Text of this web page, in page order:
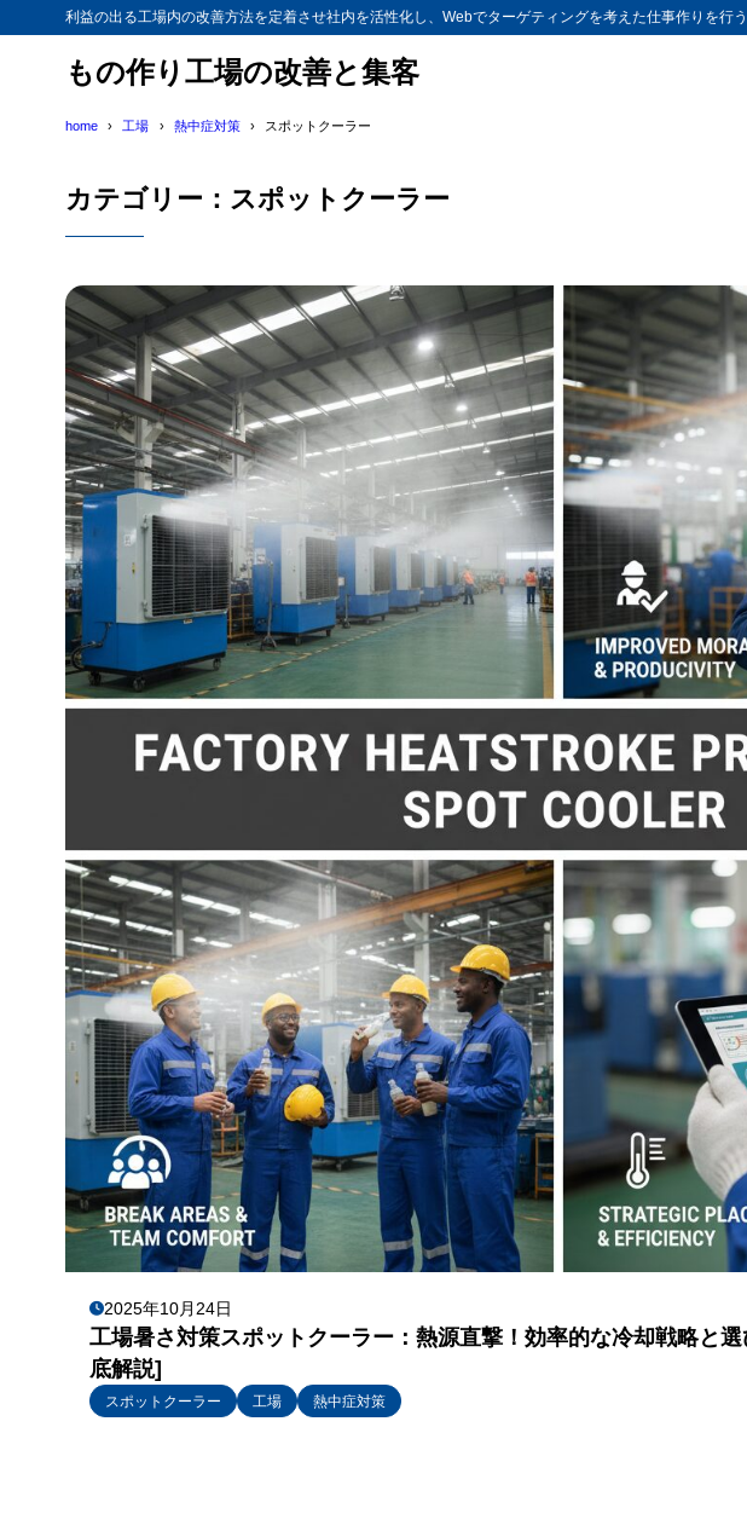
利益の出る工場内の改善方法を定着させ社内を活性化し、Webでターゲティングを考えた仕事作りを行う
もの作り工場の改善と集客
home 工場 熱中症対策 スポットクーラー
カテゴリー：スポットクーラー
2025年10月24日
工場暑さ対策スポットクーラー：熱源直撃！効率的な冷却戦略と
底解説]
スポットクーラー 工場
熱中症対策